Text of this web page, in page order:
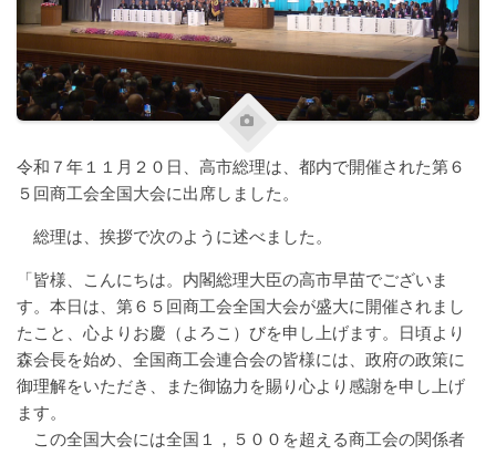
令和７年１１月２０日、高市総理は、都内で開催された第６
５回商工会全国大会に出席しました。
総理は、挨拶で次のように述べました。
「皆様、こんにちは。内閣総理大臣の高市早苗でございま
す。本日は、第６５回商工会全国大会が盛大に開催されまし
たこと、心よりお慶（よろこ）びを申し上げます。日頃より
森会長を始め、全国商工会連合会の皆様には、政府の政策に
御理解をいただき、また御協力を賜り心より感謝を申し上げ
ます。
この全国大会には全国１，５００を超える商工会の関係者